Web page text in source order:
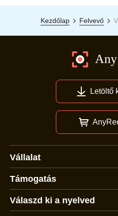
Kezdőlap Felvevő
Letöltő
Vállalat
Támogatás
Válaszd ki a nyelved